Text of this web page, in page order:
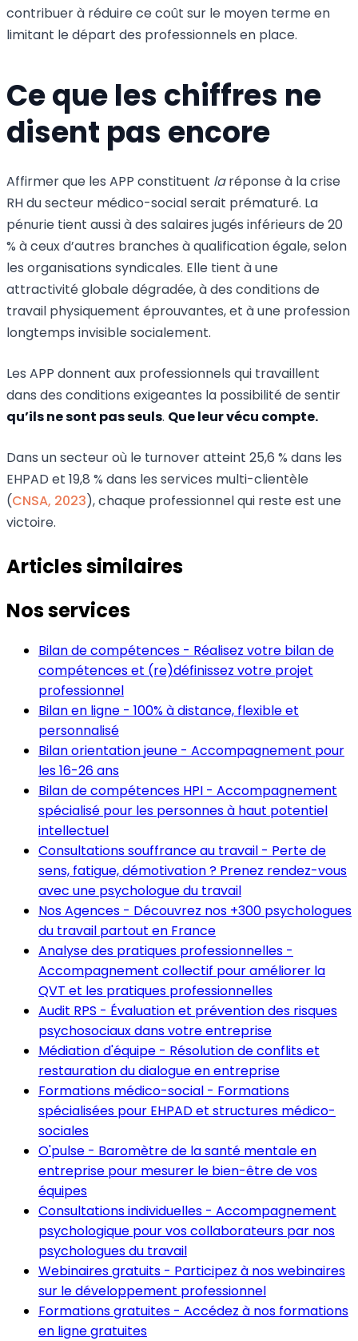
contribuer à réduire ce coût sur le moyen terme en
limitant le départ des professionnels en place.
Ce que les chiffres ne
disent pas encore
Affirmer que les APP constituent laréponse à la crise
RH du secteur médico-social serait prématuré. La
pénurie tient aussi à des salaires jugés inférieurs de 20
% à ceux d’autres branches à qualification égale, selon
les organisations syndicales. Elle tient à une
attractivité globale dégradée, à des conditions de
travail physiquement éprouvantes, et à une profession
longtemps invisible socialement.
Les APP donnent aux professionnels qui travaillent
dans des conditions exigeantes la possibilité de sentir
qu’ils ne sont pas seuls. Que leur vécu compte.
Dans un secteur où le turnover atteint 25,6 % dans les
EHPAD et 19,8 % dans les services multi-clientèle
(CNSA, 2023), chaque professionnel qui reste est une
victoire.
Articles similaires
Nos services
Bilan de compétences - Réalisez votre bilan de
compétences et (re)définissez votre projet
professionnel
Bilan en ligne - 100% à distance, flexible et
personnalisé
Bilan orientation jeune - Accompagnement pour
les 16-26 ans
Bilan de compétences HPI - Accompagnement
spécialisé pour les personnes à haut potentiel
intellectuel
Consultations souffrance au travail - Perte de
sens, fatigue, démotivation ? Prenez rendez-vous
avec une psychologue du travail
Nos Agences - Découvrez nos +300 psychologues
du travail partout en France
Analyse des pratiques professionnelles -
Accompagnement collectif pour améliorer la
QVT et les pratiques professionnelles
Audit RPS - Évaluation et prévention des risques
psychosociaux dans votre entreprise
Médiation d'équipe - Résolution de conflits et
restauration du dialogue en entreprise
Formations médico-social - Formations
spécialisées pour EHPAD et structures médico-
sociales
O'pulse - Baromètre de la santé mentale en
entreprise pour mesurer le bien-être de vos
équipes
Consultations individuelles - Accompagnement
psychologique pour vos collaborateurs par nos
psychologues du travail
Webinaires gratuits - Participez à nos webinaires
sur le développement professionnel
Formations gratuites - Accédez à nos formations
en ligne gratuites